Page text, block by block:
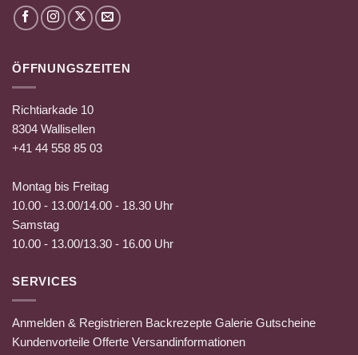
ÖFFNUNGSZEITEN
Richtiarkade 10
8304 Wallisellen
+41 44 558 85 03
Montag bis Freitag
10.00 - 13.00/14.00 - 18.30 Uhr
Samstag
10.00 - 13.00/13.30 - 16.00 Uhr
SERVICES
Anmelden & Registrieren Backrezepte Galerie Gutscheine
Kundenvorteile Offerte Versandinformationen